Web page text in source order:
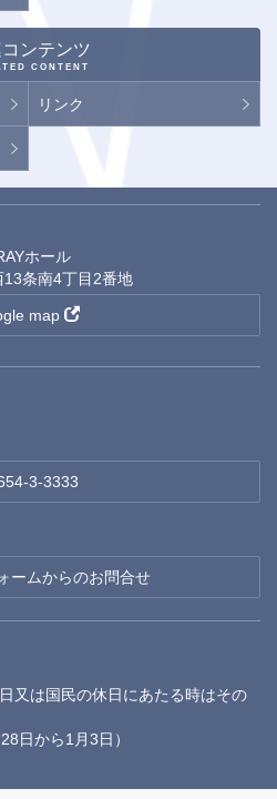
ンテンツ
CONTENT
リンク
ホール
条南4丁目2番地
map
3-3333
ームからのお問合せ
又は国民の休日にあたる時はその
日から1月3日）